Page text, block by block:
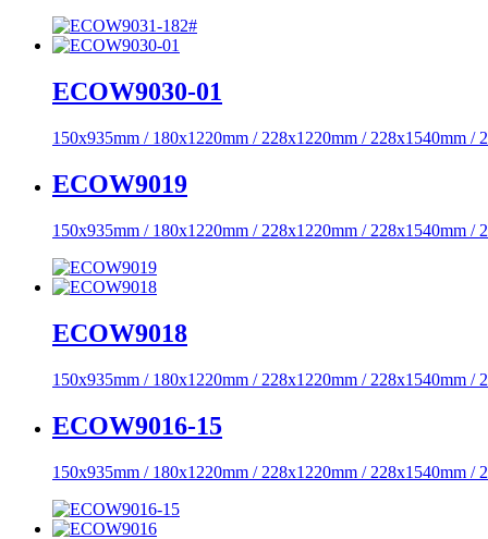
ECOW9030-01
150x935mm / 180x1220mm / 228x1220mm / 228x1540mm /
ECOW9019
150x935mm / 180x1220mm / 228x1220mm / 228x1540mm /
ECOW9018
150x935mm / 180x1220mm / 228x1220mm / 228x1540mm /
ECOW9016-15
150x935mm / 180x1220mm / 228x1220mm / 228x1540mm /